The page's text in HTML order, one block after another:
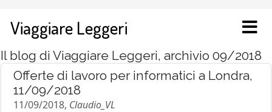
Viaggiare Leggeri
Il blog di Viaggiare Leggeri, archivio 09/2018
Offerte di lavoro per informatici a Londra,
11/09/2018
11/09/2018, Claudio_VL